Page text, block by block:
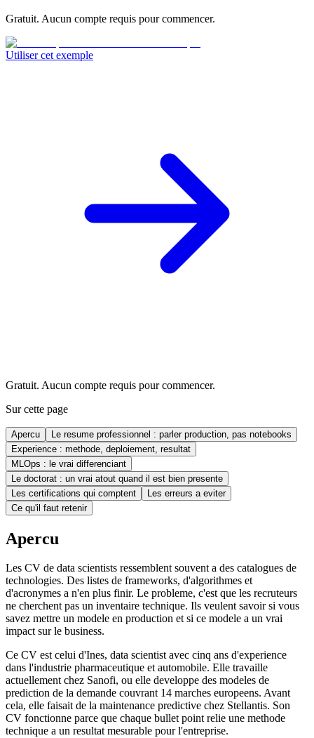
Gratuit. Aucun compte requis pour commencer.
Utiliser cet exemple
Gratuit. Aucun compte requis pour commencer.
Sur cette page
Apercu
Le resume professionnel : parler production, pas notebooks
Experience : methode, deploiement, resultat
MLOps : le vrai differenciant
Le doctorat : un vrai atout quand il est bien presente
Les certifications qui comptent
Les erreurs a eviter
Ce qu'il faut retenir
Apercu
Les CV de data scientists ressemblent souvent a des catalogues de
technologies. Des listes de frameworks, d'algorithmes et
d'acronymes a n'en plus finir. Le probleme, c'est que les recruteurs
ne cherchent pas un inventaire technique. Ils veulent savoir si vous
savez mettre un modele en production et si ce modele a un vrai
impact sur le business.
Ce CV est celui d'Ines, data scientist avec cinq ans d'experience
dans l'industrie pharmaceutique et automobile. Elle travaille
actuellement chez Sanofi, ou elle developpe des modeles de
prediction de la demande couvrant 14 marches europeens. Avant
cela, elle faisait de la maintenance predictive chez Stellantis. Son
CV fonctionne parce que chaque bullet point relie une methode
technique a un resultat mesurable pour l'entreprise.